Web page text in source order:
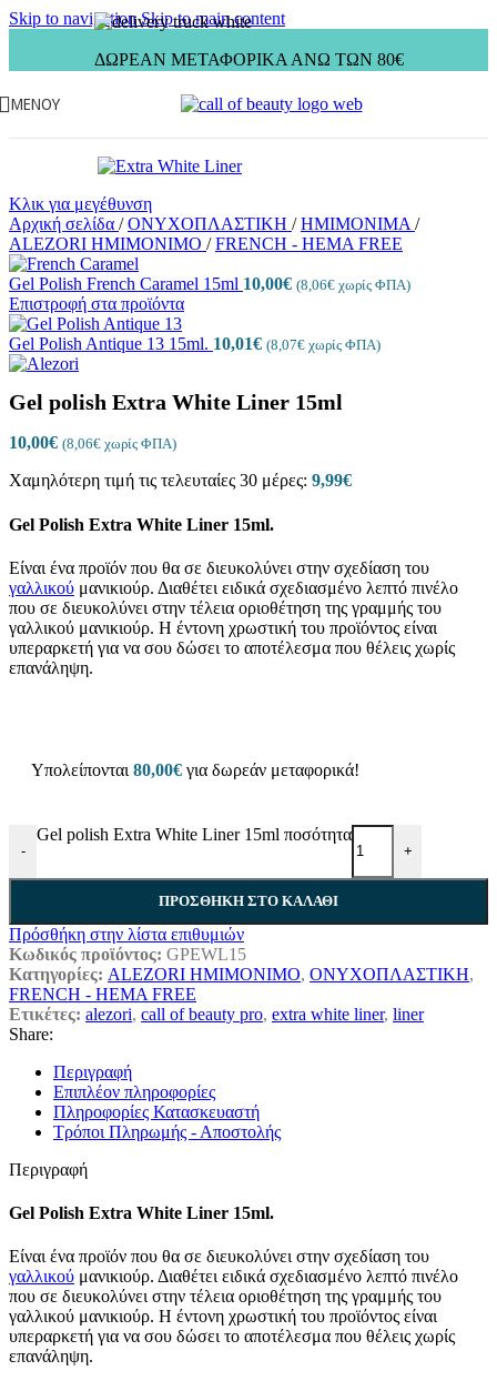
Skip to navigationSkip to main content
ΔΩΡΕΑΝ ΜΕΤΑΦΟΡΙΚΑ ΑΝΩ ΤΩΝ 80€
ΜΕΝΟΎ
Κλικ για μεγέθυνση
Αρχική σελίδα / ΟΝΥΧΟΠΛΑΣΤΙΚΗ / ΗΜΙΜΟΝΙΜΑ /
ALEZORI ΗΜΙΜΟΝΙΜΟ / FRENCH - HEMA FREE
Gel Polish French Caramel 15ml 10,00€ (8,06€ χωρίς ΦΠΑ)
Επιστροφή στα προϊόντα
Gel Polish Antique 13 15ml. 10,01€ (8,07€ χωρίς ΦΠΑ)
Gel polish Extra White Liner 15ml
10,00€ (8,06€ χωρίς ΦΠΑ)
Χαμηλότερη τιμή τις τελευταίες 30 μέρες: 9,99€
Gel Polish Extra White Liner 15ml.
Είναι ένα προϊόν που θα σε διευκολύνει στην σχεδίαση του
γαλλικού μανικιούρ. Διαθέτει ειδικά σχεδιασμένο λεπτό πινέλο
που σε διευκολύνει στην τέλεια οριοθέτηση της γραμμής του
γαλλικού μανικιούρ. Η έντονη χρωστική του προϊόντος είναι
υπεραρκετή για να σου δώσει το αποτέλεσμα που θέλεις χωρίς
επανάληψη.
Υπολείπονται 80,00€ για δωρεάν μεταφορικά!
-
Gel polish Extra White Liner 15ml ποσότητα
+
ΠΡΟΣΘΉΚΗ ΣΤΟ ΚΑΛΆΘΙ
Πρόσθήκη στην λίστα επιθυμιών
Κωδικός προϊόντος: GPEWL15
Κατηγορίες: ALEZORI ΗΜΙΜΟΝΙΜΟ, ΟΝΥΧΟΠΛΑΣΤΙΚΗ,
FRENCH - HEMA FREE
Ετικέτες: alezori, call of beauty pro, extra white liner, liner
Share:
Περιγραφή
Επιπλέον πληροφορίες
Πληροφορίες Κατασκευαστή
Τρόποι Πληρωμής - Αποστολής
Περιγραφή
Gel Polish Extra White Liner 15ml.
Είναι ένα προϊόν που θα σε διευκολύνει στην σχεδίαση του
γαλλικού μανικιούρ. Διαθέτει ειδικά σχεδιασμένο λεπτό πινέλο
που σε διευκολύνει στην τέλεια οριοθέτηση της γραμμής του
γαλλικού μανικιούρ. Η έντονη χρωστική του προϊόντος είναι
υπεραρκετή για να σου δώσει το αποτέλεσμα που θέλεις χωρίς
επανάληψη.